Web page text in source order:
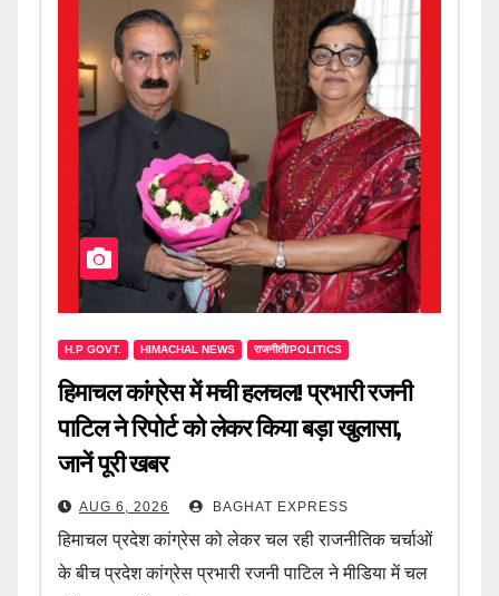
H.P GOVT. HIMACHAL NEWS राजनीती/POLITICS
हिमाचल कांग्रेस में मची हलचल! प्रभारी रजनी
पाटिल ने रिपोर्ट को लेकर किया बड़ा खुलासा,
जानें पूरी खबर
AUG 6, 2026 BAGHAT EXPRESS
हिमाचल प्रदेश कांग्रेस को लेकर चल रही राजनीतिक चर्चाओं
के बीच प्रदेश कांग्रेस प्रभारी रजनी पाटिल ने मीडिया में चल